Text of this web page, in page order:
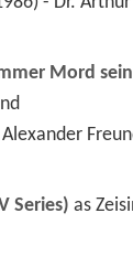
Mord sein
Series) as